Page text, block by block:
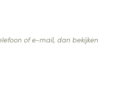
of e-mail, dan bekijken